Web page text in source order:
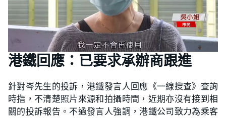
港鐵回應：已要求承辦商跟進
針對岑先生的投訴，港鐵發言人回應《一線搜查》查詢
時指，不清楚照片來源和拍攝時間，近期亦沒有接到相
關的投訴報告。不過發言人強調，港鐵公司致力為乘客